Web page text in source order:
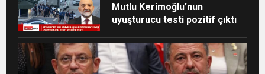
Mutlu Kerimoğlu’nun
uyuşturucu testi pozitif çıktı